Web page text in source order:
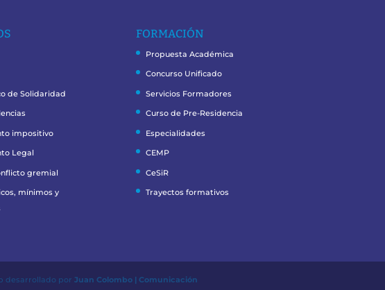
de Solidaridad
impositivo
Legal
gremial
mínimos y
FORMACIÓN
Propuesta Académica
Concurso Unificado
Servicios Formadores
Curso de Pre-Residencia
Especialidades
CEMP
CeSiR
Trayectos formativos
desarrollado porJuan Colombo | Comunicación